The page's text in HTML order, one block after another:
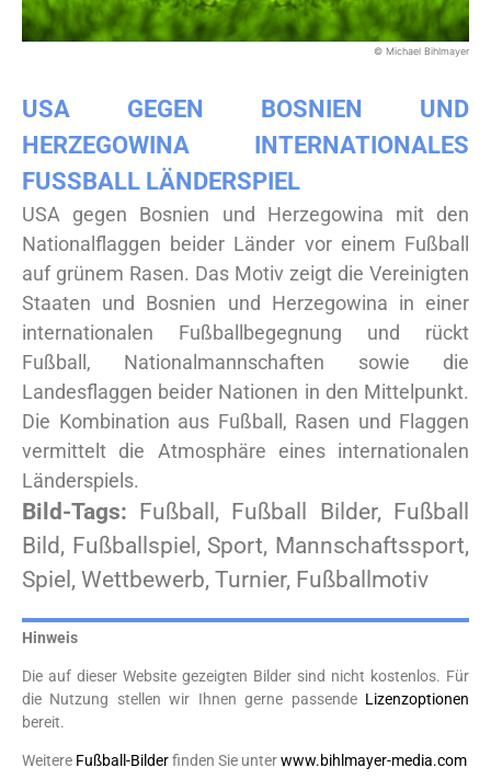
© Michael Bihlmayer
USA GEGEN BOSNIEN UND
HERZEGOWINA INTERNATIONALES
FUSSBALL LÄNDERSPIEL
USA gegen Bosnien und Herzegowina mit den
Nationalflaggen beider Länder vor einem Fußball
auf grünem Rasen. Das Motiv zeigt die Vereinigten
Staaten und Bosnien und Herzegowina in einer
internationalen Fußballbegegnung und rückt
Fußball, Nationalmannschaften sowie die
Landesflaggen beider Nationen in den Mittelpunkt.
Die Kombination aus Fußball, Rasen und Flaggen
vermittelt die Atmosphäre eines internationalen
Länderspiels.
Bild-Tags: Fußball, Fußball Bilder, Fußball
Bild, Fußballspiel, Sport, Mannschaftssport,
Spiel, Wettbewerb, Turnier, Fußballmotiv
Hinweis
Die auf dieser Website gezeigten Bilder sind nicht kostenlos. Für
die Nutzung stellen wir Ihnen gerne passende Lizenzoptionen
bereit.
Weitere Fußball-Bilderfinden Sie unterwww.bihlmayer-media.com